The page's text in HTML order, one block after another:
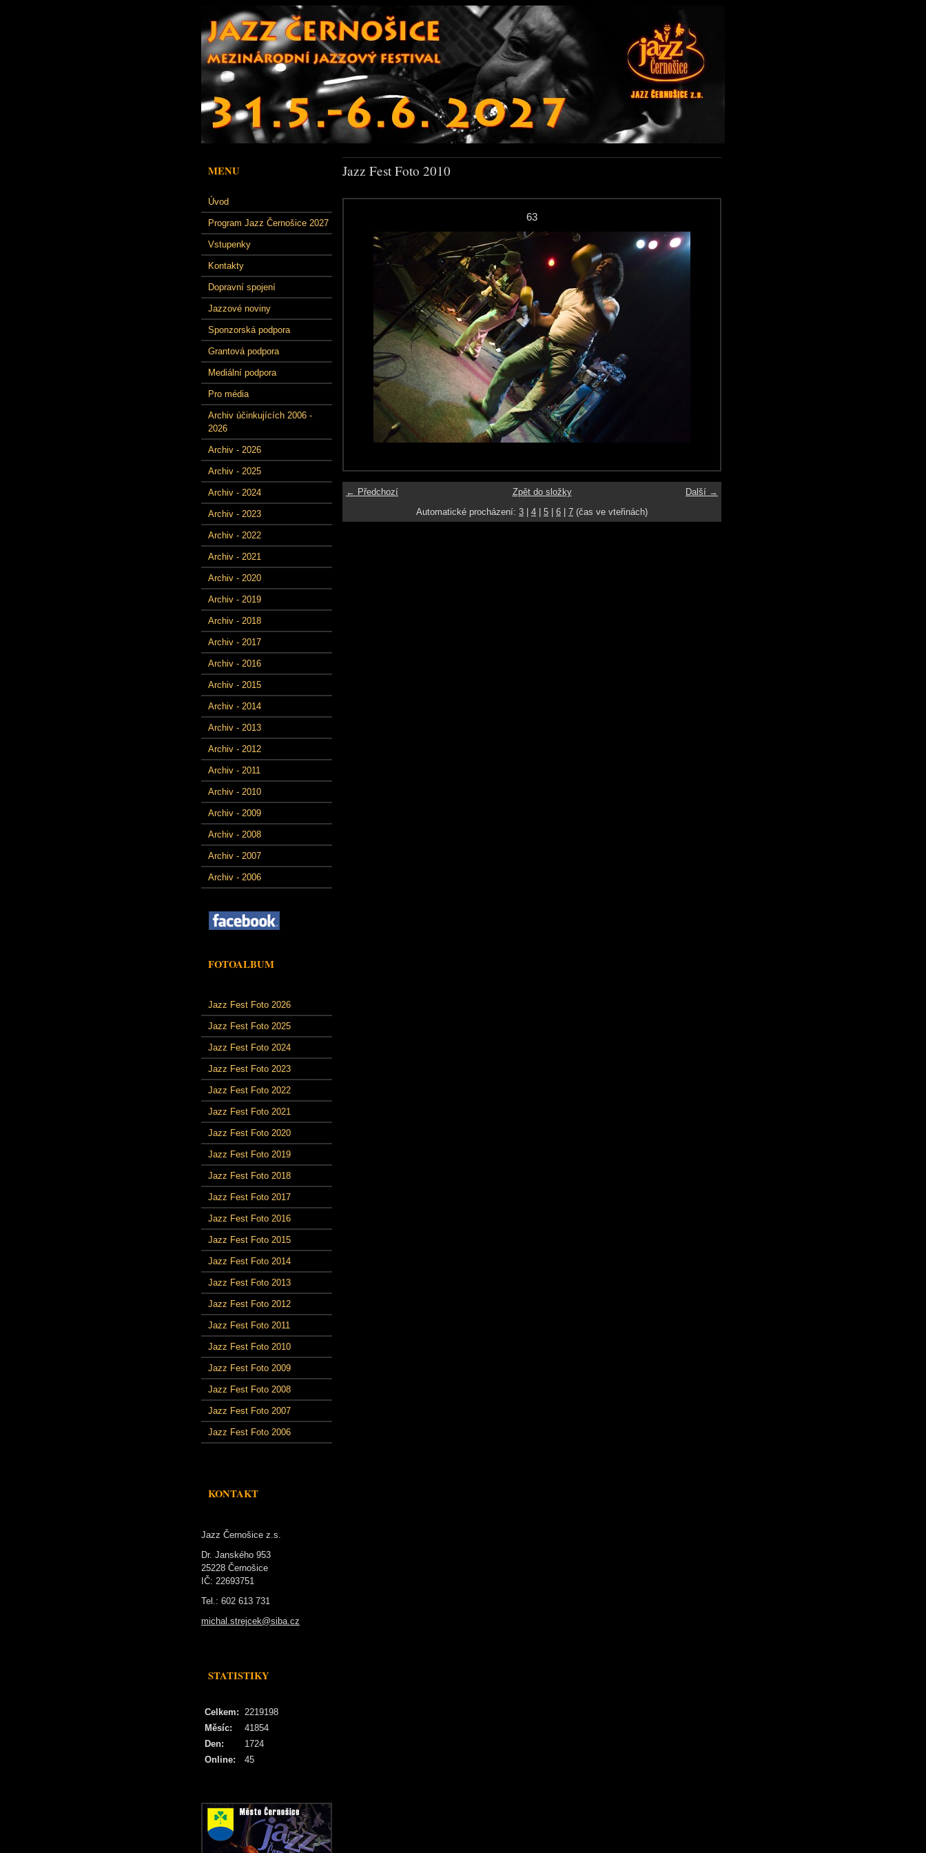
MENU
Úvod
Program Jazz Černošice 2027
Vstupenky
Kontakty
Dopravní spojení
Jazzové noviny
Sponzorská podpora
Grantová podpora
Mediální podpora
Pro média
Archiv účinkujících 2006 -
2026
Archiv - 2026
Archiv - 2025
Archiv - 2024
Archiv - 2023
Archiv - 2022
Archiv - 2021
Archiv - 2020
Archiv - 2019
Archiv - 2018
Archiv - 2017
Archiv - 2016
Archiv - 2015
Archiv - 2014
Archiv - 2013
Archiv - 2012
Archiv - 2011
Archiv - 2010
Archiv - 2009
Archiv - 2008
Archiv - 2007
Archiv - 2006
FOTOALBUM
Jazz Fest Foto 2026
Jazz Fest Foto 2025
Jazz Fest Foto 2024
Jazz Fest Foto 2023
Jazz Fest Foto 2022
Jazz Fest Foto 2021
Jazz Fest Foto 2020
Jazz Fest Foto 2019
Jazz Fest Foto 2018
Jazz Fest Foto 2017
Jazz Fest Foto 2016
Jazz Fest Foto 2015
Jazz Fest Foto 2014
Jazz Fest Foto 2013
Jazz Fest Foto 2012
Jazz Fest Foto 2011
Jazz Fest Foto 2010
Jazz Fest Foto 2009
Jazz Fest Foto 2008
Jazz Fest Foto 2007
Jazz Fest Foto 2006
KONTAKT
Jazz Černošice z.s.
Dr. Janského 953
25228 Černošice
IČ: 22693751
Tel.: 602 613 731
michal.strejcek@siba.cz
STATISTIKY
Online: 45
Celkem: 2219198
Měsíc:
41854
Den:
1724
Jazz Fest Foto 2010
63
← Předchozí Další →
Zpět do složky
Automatické procházení: 3 4 5 6 7 (čas ve vteřinách)